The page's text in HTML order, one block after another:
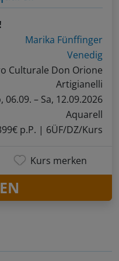
Marika Fünffinger
Venedig
Culturale Don Orione
Artigianelli
06.09. – Sa, 12.09.2026
Aquarell
p.P. | 6ÜF/DZ/Kurs
Kurs merken